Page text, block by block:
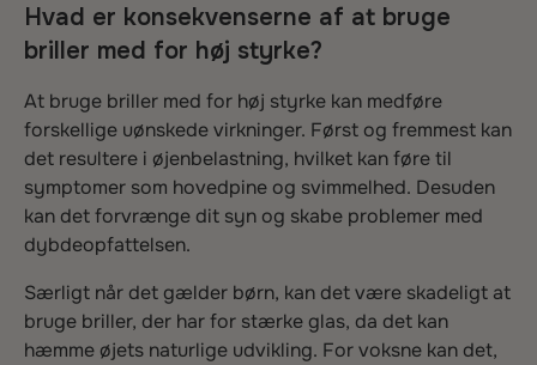
Hvad er konsekvenserne af at bruge
briller med for høj styrke?
At bruge briller med for høj styrke kan medføre
forskellige uønskede virkninger. Først og fremmest kan
det resultere i øjenbelastning, hvilket kan føre til
symptomer som hovedpine og svimmelhed. Desuden
kan det forvrænge dit syn og skabe problemer med
dybdeopfattelsen.
Særligt når det gælder børn, kan det være skadeligt at
bruge briller, der har for stærke glas, da det kan
hæmme øjets naturlige udvikling. For voksne kan det,